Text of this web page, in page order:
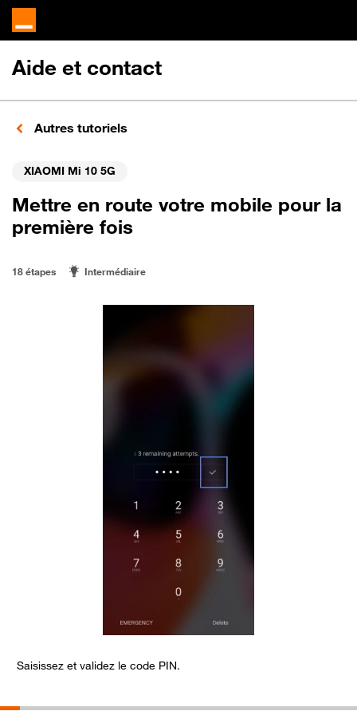
Aide et contact
Autres tutoriels
XIAOMI Mi 10 5G
Mettre en route votre mobile pour la
première fois
18 étapes Intermédiaire
Saisissez et validez le code PIN.